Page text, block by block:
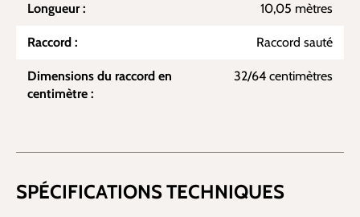
Longueur : 10,05 mètres
Raccord : Raccord sauté
Dimensions du raccord en
centimètre :
32/64 centimètres
SPÉCIFICATIONS TECHNIQUES